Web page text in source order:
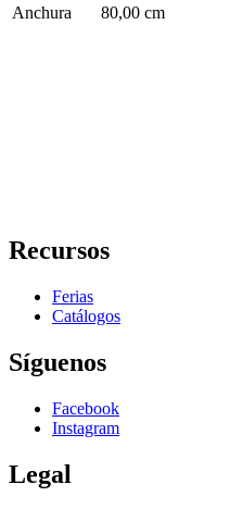
Anchura
80,00 cm
Recursos
Ferias
Catálogos
Síguenos
Facebook
Instagram
Legal